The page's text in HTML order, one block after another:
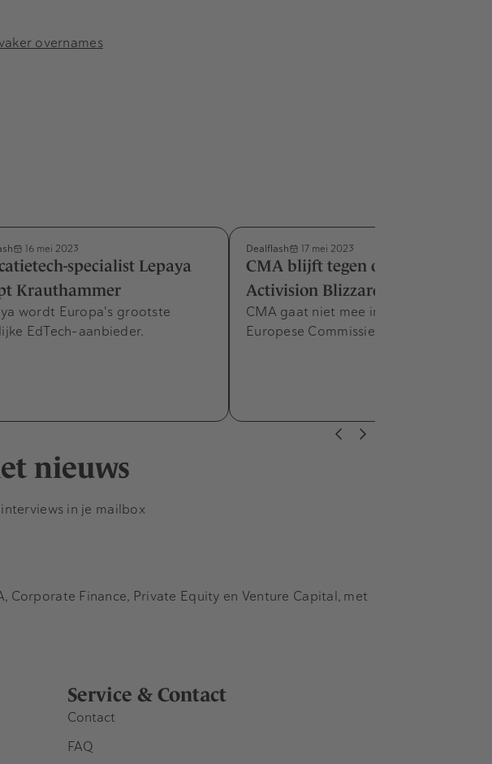
overnames
16 mei 2023
specialist Lepaya
Krauthammer
wordt Europa's grootste
EdTech-aanbieder.
Dealflash 17 mei 2023
CMA blijft tegen overname
Activision Blizzard
CMA gaat niet mee in oordeel van
Europese Commissie.
nieuws
in je mailbox
Service & Contact
Contact
FAQ
Finance, Private Equity en Venture Capital, met